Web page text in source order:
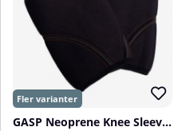
GASP Neoprene Knee Sleeve, black